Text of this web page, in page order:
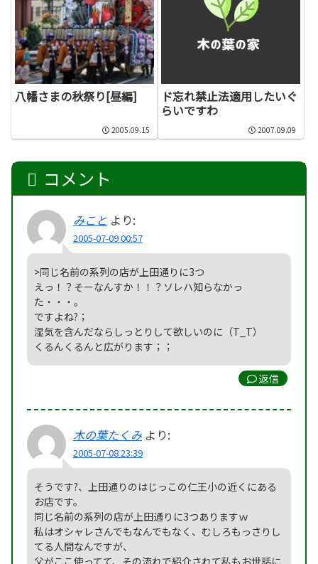
八幡さまの秋祭り[昼編]
2005.09.15
ド忘れ禁止法適用したいぐ
らいですわ
2007.09.09
コメント
みこと より:
2005-07-09 00:57
>同じ名前の系列の店が上田通りに3つ
えっ！？そーなんすか！！？ソレハ知らなかっ
た・・・。
ですよね?；
湿気を含んだならしっとりして欲しいのに（T_T）
くるんくるんと広がります；；
返信
木の葉たくみ より:
2005-07-08 23:39
そうです?、上田通りのはじっこの仁王小の近くにある
お店です。
同じ名前の系列の店が上田通りに3つありますｗ
私はオシャレさんでもなんでもなく、むしろもっさりし
てる人間なんですが、
父がここ使ってて、その流れで紹介されて私もお世話に